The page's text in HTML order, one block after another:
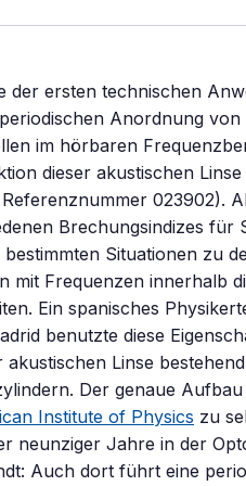
der ersten technischen
Anordnung von
im hörbaren
dieser akustischen Linse
023902).
Brechungsindizes für
Situationen zu
mit Frequenzen innerhalb
Ein spanisches
benutzte diese
Linse
Der genaue
Institute of Physics zu
neunziger Jahre in der
Auch dort führt eine